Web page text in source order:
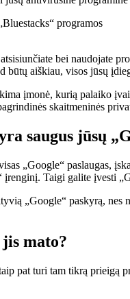
bei naudojate
būtų aiškiau, visos jūsų
įmonė, kurią palaiko
skaitmeninės
saugus jūsų
„Google“ paslaugas,
Taigi galite įvesti
„Google“ paskyrą,
mato?
pat turi tam tikrą prieigą